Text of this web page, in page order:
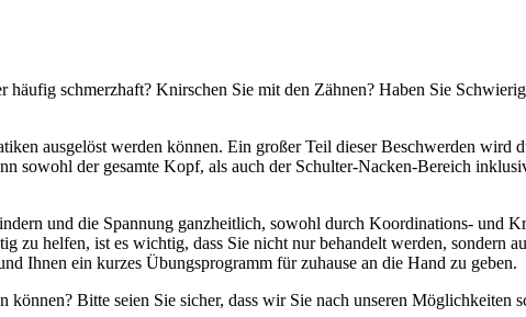
schmerzhaft? Knirschen Sie mit den Zähnen? Haben Sie
ausgelöst werden können. Ein großer Teil dieser Beschwerden wird
sowohl der gesamte Kopf, als auch der Schulter-Nacken-Bereich
und die Spannung ganzheitlich, sowohl durch Koordinations- und
helfen, ist es wichtig, dass Sie nicht nur behandelt werden, sondern
Ihnen ein kurzes Übungsprogramm für zuhause an die Hand zu geben.
Bitte seien Sie sicher, dass wir Sie nach unseren Möglichkeiten